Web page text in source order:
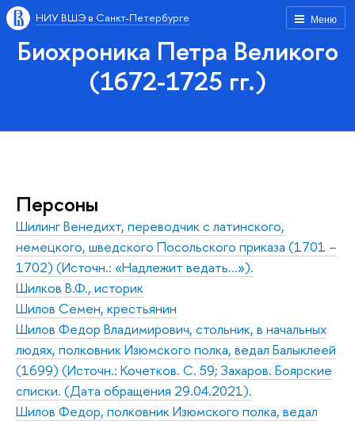
Меню
НИУ ВШЭ в Санкт-Петербурге
Биохроника Петра Великого
(1672-1725 гг.)
Персоны
Шилинг Венедихт, переводчик с латинского,
немецкого, шведского Посольского приказа (1701 –
1702) (Источн.: «Надлежит ведать…»).
Шилков В.Ф., историк
Шилов Семен, крестьянин
Шилов Федор Владимирович, стольник, в начальных
людях, полковник Изюмского полка, ведал Балыклеей
(1699) (Источн.: Кочетков. С. 59; Захаров. Боярские
списки. (Дата обращения 29.04.2021).
Шилов Федор, полковник Изюмского полка, ведал